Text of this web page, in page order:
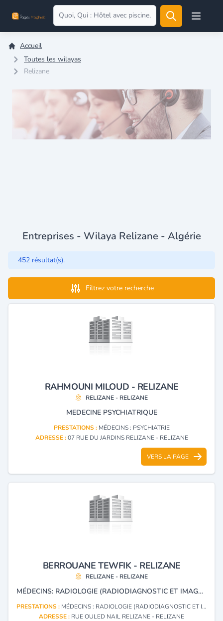
Open
Accueil
Toutes les wilayas
Relizane
Entreprises - Wilaya Relizane - Algérie
452 résultat(s).
Filtrez votre recherche
RAHMOUNI MILOUD - RELIZANE
RELIZANE - RELIZANE
MEDECINE PSYCHIATRIQUE
PRESTATIONS : MÉDECINS : PSYCHIATRIE
ADRESSE :07 RUE DU JARDINS RELIZANE - RELIZANE
VERS LA PAGE
BERROUANE TEWFIK - RELIZANE
RELIZANE - RELIZANE
MÉDECINS: RADIOLOGIE (RADIODIAGNOSTIC ET IMAGERIE MÉDICALE)
PRESTATIONS : MÉDECINS : RADIOLOGIE (RADIODIAGNOSTIC ET IMAGERIE MÉDICALE)
ADRESSE : RUE OULED NAIL RELIZANE - RELIZANE